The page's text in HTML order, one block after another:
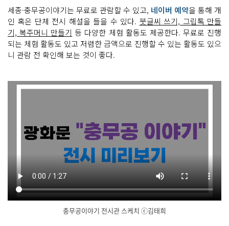
세종·충무공이야기는 무료로 관람할 수 있고, 네이버 예약을 통해 개
인 혹은 단체 전시 해설을 들을 수 있다. 붓글씨 쓰기, 그립톡 만들
기, 복주머니 만들기 등 다양한 체험 활동도 제공한다. 무료로 진행
되는 체험 활동도 있고 저렴한 금액으로 진행할 수 있는 활동도 있으
니 관람 전 확인해 보는 것이 좋다.
충무공이야기 전시관 스케치 ⓒ김태희